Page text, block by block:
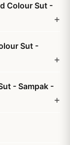
Colour Sut -
Sut -
- Sampak -